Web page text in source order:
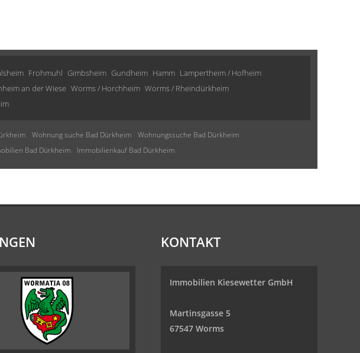
Frohmuhl Gimbsheim Gundheim Hamm Lampertheim / Hofheim
an der Wiese Worms / Horchheim Worms / Rheindürkheim
Wohnung suche Bad Dürkheim
Wohnungssuche Bad Dürkheim
Bad Dürkheim Immobilienkauf Bad Dürkheim
KONTAKT
Immobilien Kiesewetter GmbH
Martinsgasse 5
67547 Worms